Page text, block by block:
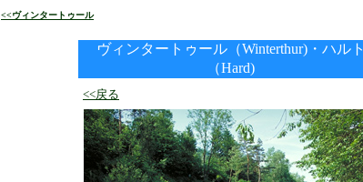
<<ヴィンタートゥール
ヴィンタートゥール（Winterthur)・ハルト
（Hard)
<<戻る